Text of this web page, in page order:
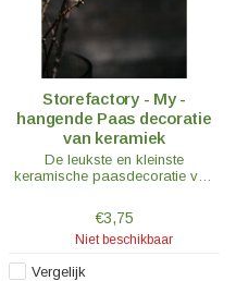
Storefactory - My -
hangende Paas decoratie
van keramiek
De leukste en kleinste
keramische paasdecoratie van
€3,75
Niet beschikbaar
Vergelijk